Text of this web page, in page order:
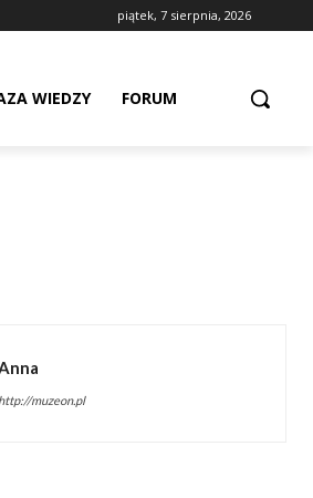
piątek, 7 sierpnia, 2026
WIEDZY FORUM
http://muzeon.pl